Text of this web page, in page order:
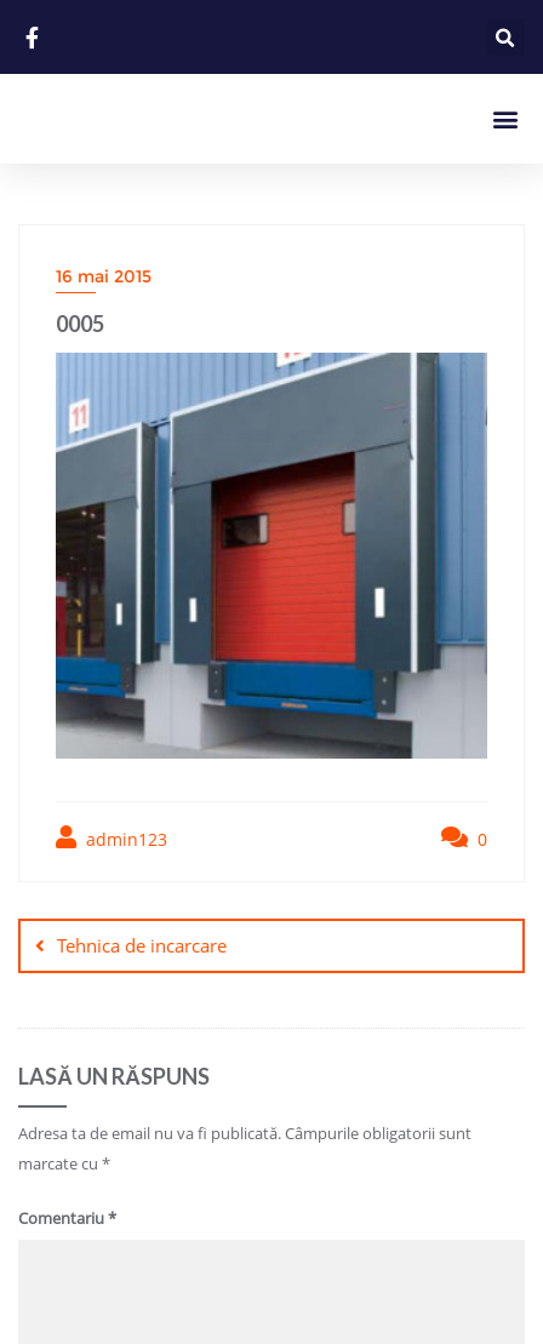
16 mai 2015
0005
admin123 0
Tehnica de incarcare
LASĂ UN RĂSPUNS
Adresa ta de email nu va fi publicată.Câmpurile obligatorii sunt
marcate cu *
Comentariu*